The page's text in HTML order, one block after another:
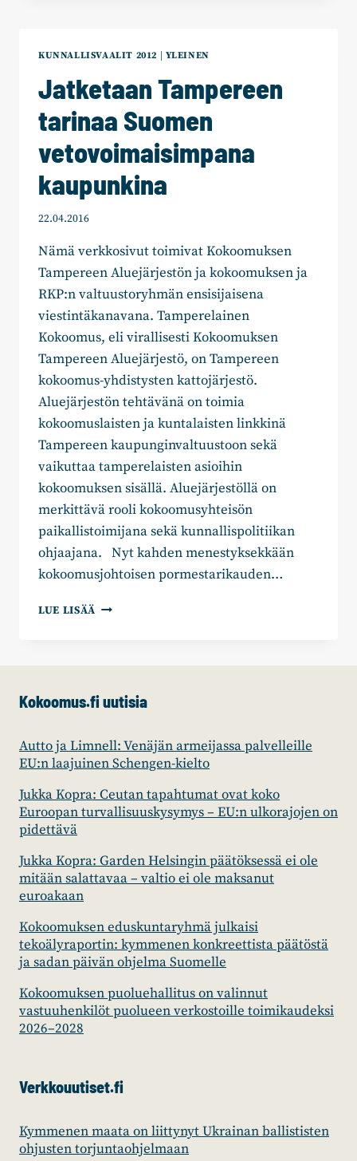
KUNNALLISVAALIT 2012 | YLEINEN
Jatketaan Tampereen
tarinaa Suomen
vetovoimaisimpana
kaupunkina
22.04.2016
Nämä verkkosivut toimivat Kokoomuksen
Tampereen Aluejärjestön ja kokoomuksen ja
RKP:n valtuustoryhmän ensisijaisena
viestintäkanavana. Tamperelainen
Kokoomus, eli virallisesti Kokoomuksen
Tampereen Aluejärjestö, on Tampereen
kokoomus-yhdistysten kattojärjestö.
Aluejärjestön tehtävänä on toimia
kokoomuslaisten ja kuntalaisten linkkinä
Tampereen kaupunginvaltuustoon sekä
vaikuttaa tamperelaisten asioihin
kokoomuksen sisällä. Aluejärjestöllä on
merkittävä rooli kokoomusyhteisön
paikallistoimijana sekä kunnallispolitiikan
ohjaajana. Nyt kahden menestyksekkään
kokoomusjohtoisen pormestarikauden…
LUE LISÄÄ JATKETAAN
Kokoomus.fi uutisia
Autto ja Limnell: Venäjän armeijassa palvelleille
EU:n laajuinen Schengen-kielto
Jukka Kopra: Ceutan tapahtumat ovat koko
Euroopan turvallisuuskysymys – EU:n ulkorajojen on
pidettävä
Jukka Kopra: Garden Helsingin päätöksessä ei ole
mitään salattavaa – valtio ei ole maksanut
euroakaan
Kokoomuksen eduskuntaryhmä julkaisi
tekoälyraportin: kymmenen konkreettista päätöstä
ja sadan päivän ohjelma Suomelle
Kokoomuksen puoluehallitus on valinnut
vastuuhenkilöt puolueen verkostoille toimikaudeksi
2026–2028
Verkkouutiset.fi
Kymmenen maata on liittynyt Ukrainan ballististen
ohjusten torjuntaohjelmaan